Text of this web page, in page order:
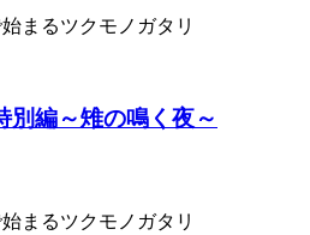
まるツクモノガタリ
別編～雉の鳴く夜～
まるツクモノガタリ